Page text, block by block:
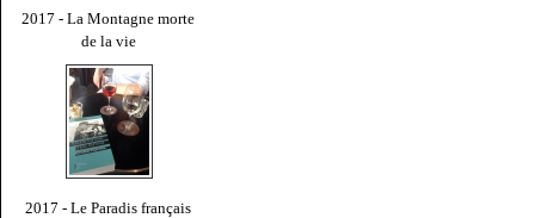
2017 - La Montagne morte
de la vie
2017 - Le Paradis français